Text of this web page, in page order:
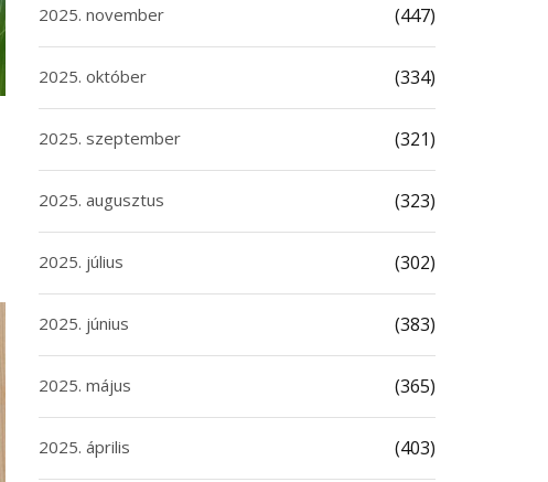
2025. november (447)
2025. október (334)
2025. szeptember (321)
2025. augusztus (323)
2025. július (302)
2025. június (383)
2025. május (365)
2025. április (403)